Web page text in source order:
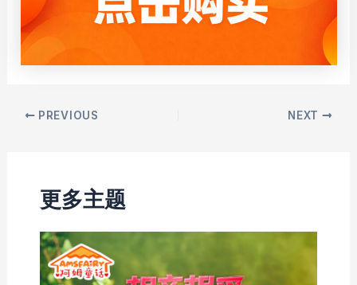
Post PREVIOUS NEXT
更多主题